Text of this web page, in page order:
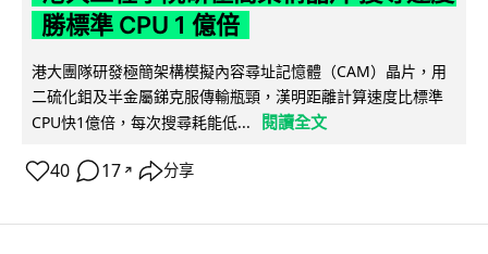
勝標準 CPU 1 億倍
港大團隊研發極簡架構模擬內容尋址記憶體（CAM）晶片，用
二硫化鉬及半金屬銻克服傳輸瓶頸，漢明距離計算速度比標準
CPU快1億倍，每次搜尋耗能低...
閱讀全文
40 17 ↗ 分享